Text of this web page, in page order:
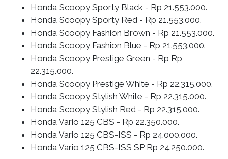
Honda Scoopy Sporty Black - Rp 21.553.000.
Honda Scoopy Sporty Red - Rp 21.553.000.
Honda Scoopy Fashion Brown - Rp 21.553.000.
Honda Scoopy Fashion Blue - Rp 21.553.000.
Honda Scoopy Prestige Green - Rp Rp
22.315.000.
Honda Scoopy Prestige White - Rp 22.315.000.
Honda Scoopy Stylish White - Rp 22.315.000.
Honda Scoopy Stylish Red - Rp 22.315.000.
Honda Vario 125 CBS - Rp 22.350.000.
Honda Vario 125 CBS-ISS - Rp 24.000.000.
Honda Vario 125 CBS-ISS SP Rp 24.250.000.